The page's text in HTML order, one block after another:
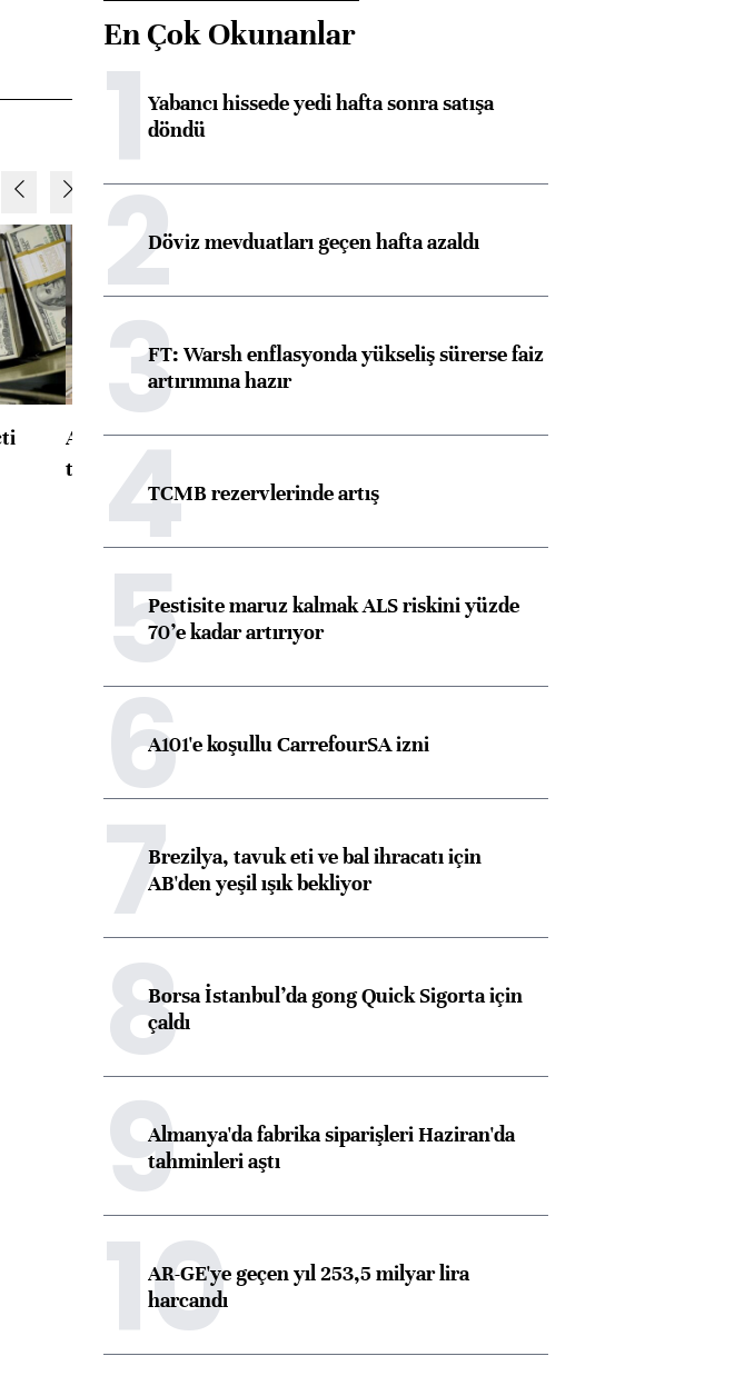
ABD'de konut başlangıçları
toparlandı
Almanya, Commerzbank
En Çok Okunanlar
1Yabancı hissede yedi hafta sonra satışa
döndü
2Döviz mevduatları geçen hafta azaldı
3FT: Warsh enflasyonda yükseliş sürerse faiz
artırımına hazır
4TCMB rezervlerinde artış
5Pestisite maruz kalmak ALS riskini yüzde
70’e kadar artırıyor
6A101'e koşullu CarrefourSA izni
7Brezilya, tavuk eti ve bal ihracatı için
AB'den yeşil ışık bekliyor
8Borsa İstanbul’da gong Quick Sigorta için
çaldı
9Almanya'da fabrika siparişleri Haziran'da
tahminleri aştı
10
AR-GE'ye geçen yıl 253,5 milyar lira
harcandı